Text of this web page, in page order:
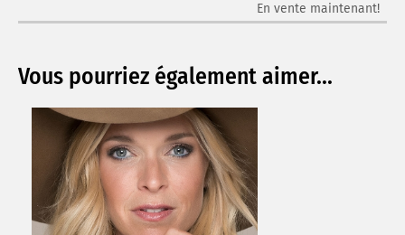
En vente maintenant!
Vous pourriez également aimer...